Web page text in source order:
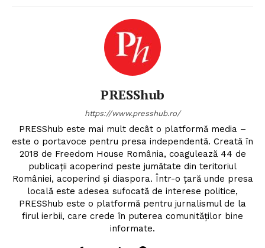
PRESShub
https://www.presshub.ro/
PRESShub este mai mult decât o platformă media –
este o portavoce pentru presa independentă. Creată în
2018 de Freedom House România, coagulează 44 de
publicații acoperind peste jumătate din teritoriul
României, acoperind și diaspora. Într-o țară unde presa
locală este adesea sufocată de interese politice,
PRESShub este o platformă pentru jurnalismul de la
firul ierbii, care crede în puterea comunităților bine
informate.